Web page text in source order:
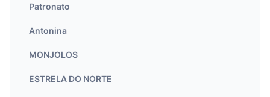
Patronato
Antonina
MONJOLOS
ESTRELA DO NORTE